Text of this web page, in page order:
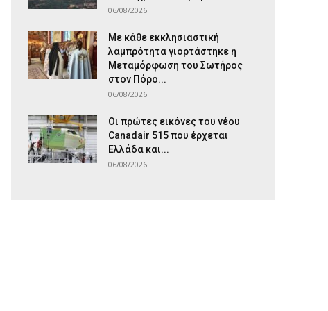
06/08/2026
Με κάθε εκκλησιαστική
λαμπρότητα γιορτάστηκε η
Μεταμόρφωση του Σωτήρος
στον Πόρο...
06/08/2026
Οι πρώτες εικόνες του νέου
Canadair 515 που έρχεται
Ελλάδα και...
06/08/2026